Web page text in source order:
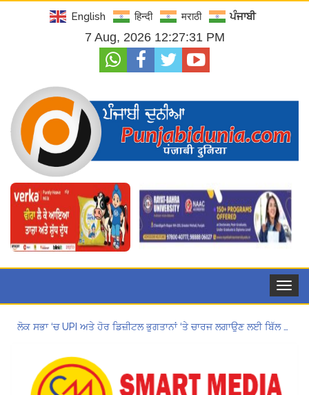
English हिन्दी मराठी ਪੰਜਾਬੀ
7 Aug, 2026 12:27:32 PM
Toggle
ਲੋਕ ਸਭਾ ‘ਚ UPI ਅਤੇ ਹੋਰ ਡਿਜ਼ੀਟਲ ਭੁਗਤਾਨਾਂ ‘ਤੇ ਚਾਰਜ ਲਗਾਉਣ ਲਈ ਬਿੱਲ ਪਾਸ
Hukamnama Sri Darbar Sahib, Amritsar – Punjabi Dunia